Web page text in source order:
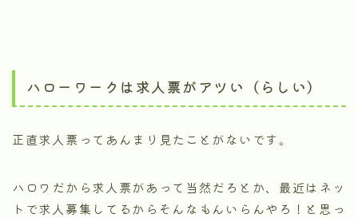
ハローワークは求人票がアツい（らしい）
正直求人票ってあんまり見たことがないです。
ハロワだから求人票があって当然だろとか、最近はネッ
トで求人募集してるからそんなもんいらんやろ！と思っ